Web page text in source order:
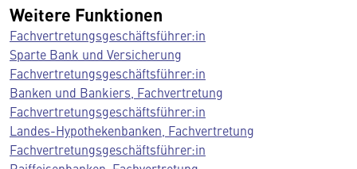
Weitere Funktionen
Fachvertretungsgeschäftsführer:in
Sparte Bank und Versicherung
Fachvertretungsgeschäftsführer:in
Banken und Bankiers, Fachvertretung
Fachvertretungsgeschäftsführer:in
Landes-Hypothekenbanken, Fachvertretung
Fachvertretungsgeschäftsführer:in